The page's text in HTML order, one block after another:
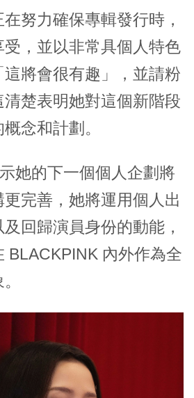
努力確保專輯發行時，
，並以非常具個人特色
這將會很有趣」
，並請粉
楚表明她對這個新階段
念和計劃。
她的下一個個人企劃將
完善，她將運用個人出
回歸演員身份的動能，
BLACKPINK 內外作為全